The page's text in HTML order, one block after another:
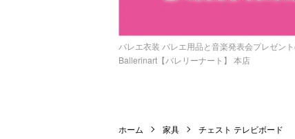
バレエ衣装 バレエ用品と音楽発表会プレゼン
Ballerinart【バレリーナート】 本店
ホーム 家具 チェスト テレビボード